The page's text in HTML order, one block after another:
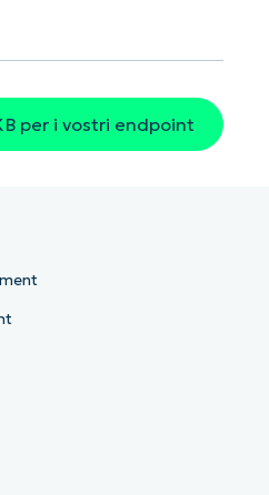
per i vostri endpoint